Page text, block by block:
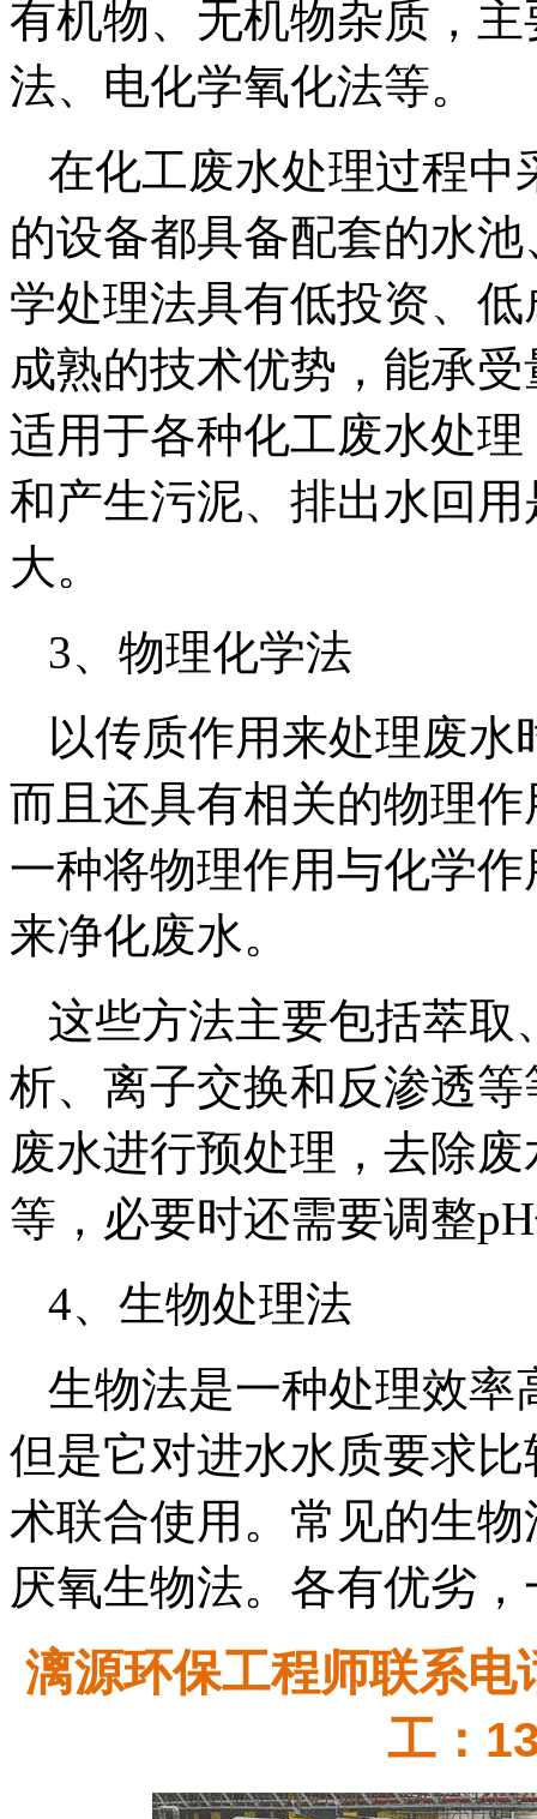
有机物、无机物杂质，
法、电化学氧化法等。
在化工废水处理过程中
的设备都具备配套的水
学处理法具有低投资、
成熟的技术优势，能承
适用于各种化工废水处
和产生污泥、排出水回
大。
3、物理化学法
以传质作用来处理废
而且还具有相关的物理
一种将物理作用与化学
来净化废水。
这些方法主要包括萃取
析、离子交换和反渗透
废水进行预处理，去除
等，必要时还需要调整
4、生物处理法
生物法是一种处理效率
但是它对进水水质要求
术联合使用。常见的生
厌氧生物法。各有优劣
漓源环保工程师联系
工：